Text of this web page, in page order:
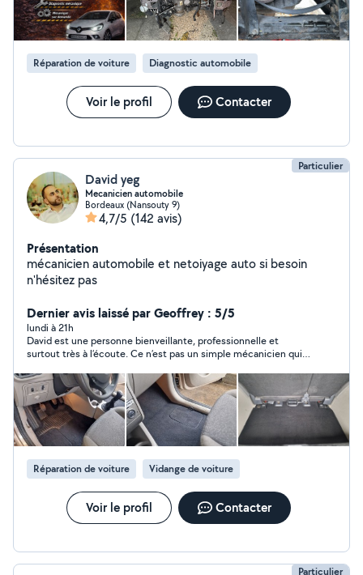
Réparation de voiture Diagnostic automobile
Voir le profil Contacter
Particulier
David yeg
Mecanicien automobile
Bordeaux (Nansouty 9)
4,7/5 (142 avis)
Présentation
mécanicien automobile et netoiyage auto si besoin
n'hésitez pas
Dernier avis laissé par Geoffrey : 5/5
lundi à 21h
David est une personne bienveillante, professionnelle et
surtout très à l’écoute. Ce n’est pas un simple mécanicien qui
de comprendre le problème, de chercher les meilleures
solutions et de conseiller ses clients. Son sérieux, son
implication et son sens du service font toute la différence. Je
le recommande les yeux fermés à 100 % !
Réparation de voiture Vidange de voiture
Voir le profil Contacter
Particulier